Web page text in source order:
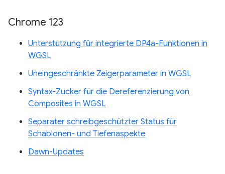
Chrome 123
Unterstützung für integrierte DP4a-Funktionen in
WGSL
Uneingeschränkte Zeigerparameter in WGSL
Syntax-Zucker für die Dereferenzierung von
Composites in WGSL
Separater schreibgeschützter Status für
Schablonen- und Tiefenaspekte
Dawn-Updates